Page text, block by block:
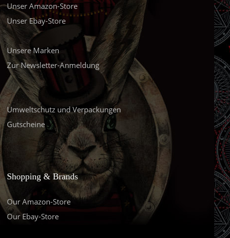
Unser Amazon-Store
Unser Ebay-Store
Unsere Marken
Zur Newsletter-Anmeldung
Umweltschutz und Verpackungen
Gutscheine
Shopping & Brands
Our Amazon-Store
Our Ebay-Store